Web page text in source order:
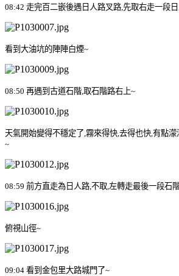
08:42 走完百二嵌後遇 日人路叉路 先取右走一段
看到大油坑的陣陣白煙~
08:50 再遇到古道石階 取石階路右上~
天氣開始變得不穩定了 霧來得快 去得也快 有點濛
~
08:59 前方直走為日人路 不取 左轉走最後一段石
俯視山徑~
09:04 看到金包里大路城門了~